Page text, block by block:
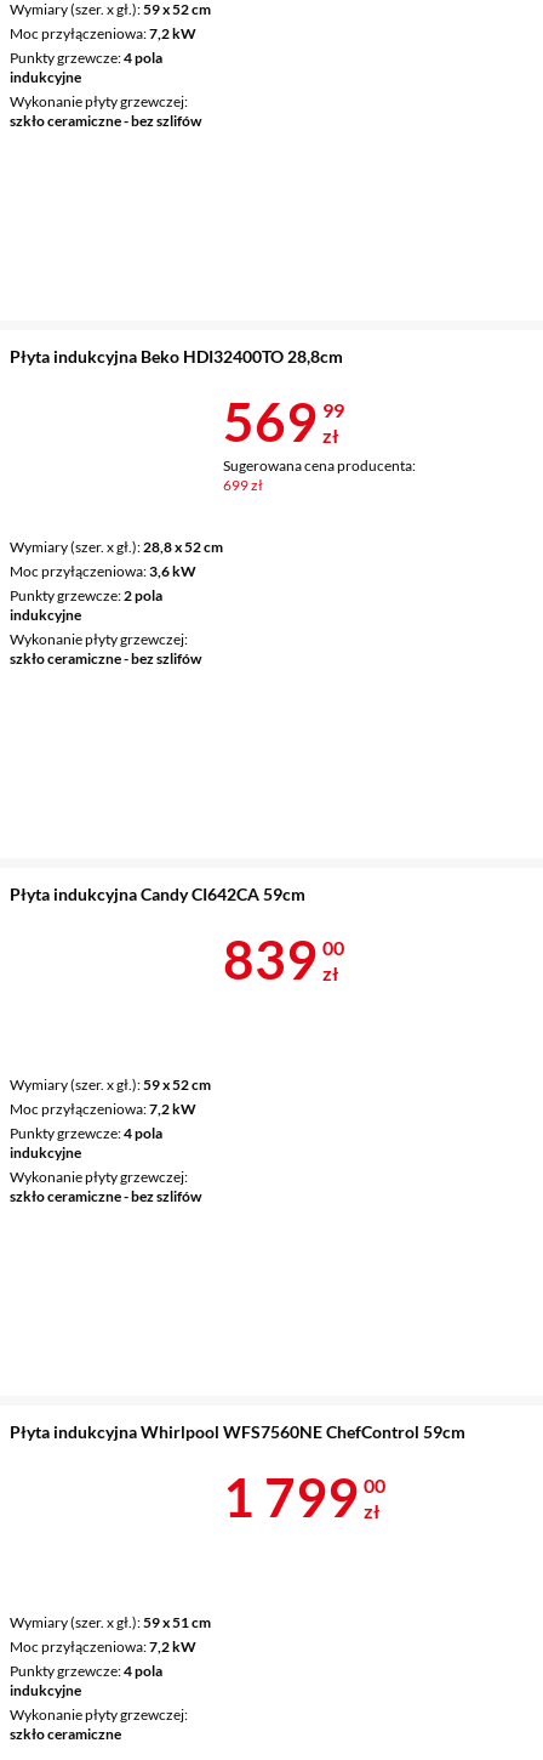
Wymiary (szer. x gł.) 59 x 52 cm
Moc przyłączeniowa 7,2 kW
Punkty grzewcze 4 pola
indukcyjne
Wykonanie płyty grzewczej
szkło ceramiczne - bez szlifów
Płyta indukcyjna Beko HDI32400TO 28,8cm
Wymiary (szer. x gł.) 28,8 x 52 cm
Moc przyłączeniowa 3,6 kW
Punkty grzewcze 2 pola
indukcyjne
Wykonanie płyty grzewczej
szkło ceramiczne - bez szlifów
Cena 569,99
569 99
zł
Sugerowana cena producenta:
699 zł
Płyta indukcyjna Candy CI642CA 59cm
Wymiary (szer. x gł.) 59 x 52 cm
Moc przyłączeniowa 7,2 kW
Punkty grzewcze 4 pola
indukcyjne
Wykonanie płyty grzewczej
szkło ceramiczne - bez szlifów
Cena 839 zł
839 00
zł
Płyta indukcyjna Whirlpool WFS7560NE ChefControl 59cm
Wymiary (szer. x gł.) 59 x 51 cm
Moc przyłączeniowa 7,2 kW
Punkty grzewcze 4 pola
indukcyjne
Wykonanie płyty grzewczej
szkło ceramiczne
Cena 1 799 zł
1 799 00
zł